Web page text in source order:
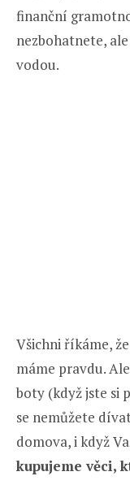
finanční
nezbohatnete,
vodou.
Všichni říkáme,
máme pravdu.
boty (když jste si
se nemůžete
domova, i když
kupujeme věci,